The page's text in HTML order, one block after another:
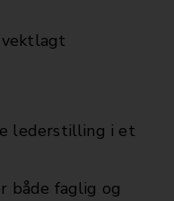
lederstilling i et
både faglig og